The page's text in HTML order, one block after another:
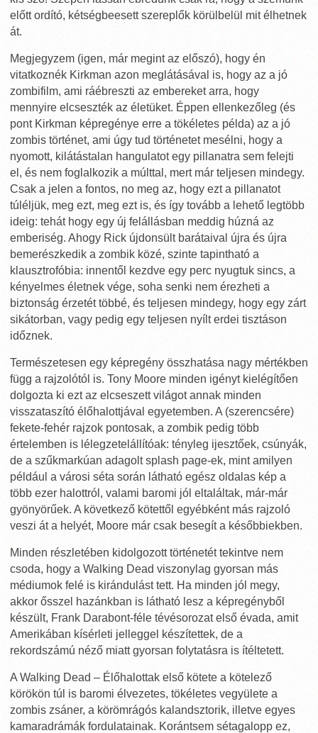
előtt ordító, kétségbeesett szereplők körülbelül mit élhetnek
át.
Megjegyzem (igen, már megint az előszó), hogy én
vitatkoznék Kirkman azon meglátásával is, hogy az a jó
zombifilm, ami ráébreszti az embereket arra, hogy
mennyire elcseszték az életüket. Éppen ellenkezőleg (és
pont Kirkman képregénye erre a tökéletes példa) az a jó
zombis történet, ami úgy tud történetet mesélni, hogy a
nyomott, kilátástalan hangulatot egy pillanatra sem felejti
el, és nem foglalkozik a múlttal, mert már teljesen mindegy.
Csak a jelen a fontos, no meg az, hogy ezt a pillanatot
túléljük, meg ezt, meg ezt is, és így tovább a lehető legtöbb
ideig: tehát hogy egy új felállásban meddig húzná az
emberiség. Ahogy Rick újdonsült barátaival újra és újra
bemerészkedik a zombik közé, szinte tapintható a
klausztrofóbia: innentől kezdve egy perc nyugtuk sincs, a
kényelmes életnek vége, soha senki nem érezheti a
biztonság érzetét többé, és teljesen mindegy, hogy egy zárt
sikátorban, vagy pedig egy teljesen nyílt erdei tisztáson
időznek.
Természetesen egy képregény összhatása nagy mértékben
függ a rajzolótól is. Tony Moore minden igényt kielégítően
dolgozta ki ezt az elcseszett világot annak minden
visszataszító élőhalottjával egyetemben. A (szerencsére)
fekete-fehér rajzok pontosak, a zombik pedig több
értelemben is lélegzetelállítóak: tényleg ijesztőek, csúnyák,
de a szűkmarkúan adagolt splash page-ek, mint amilyen
például a városi séta során látható egész oldalas kép a
több ezer halottról, valami baromi jól eltaláltak, már-már
gyönyörűek. A következő kötettől egyébként más rajzoló
veszi át a helyét, Moore már csak besegít a későbbiekben.
Minden részletében kidolgozott történetét tekintve nem
csoda, hogy a Walking Dead viszonylag gyorsan más
médiumok felé is kirándulást tett. Ha minden jól megy,
akkor ősszel hazánkban is látható lesz a képregényből
készült, Frank Darabont-féle tévésorozat első évada, amit
Amerikában kísérleti jelleggel készítettek, de a
rekordszámú néző miatt gyorsan folytatásra is ítéltetett.
A Walking Dead – Élőhalottak első kötete a kötelező
körökön túl is baromi élvezetes, tökéletes vegyülete a
zombis zsáner, a körömrágós kalandsztorik, illetve egyes
kamaradrámák fordulatainak. Korántsem sétagalopp ez,